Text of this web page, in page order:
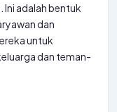
Ini adalah bentuk
dan
untuk
dan teman-